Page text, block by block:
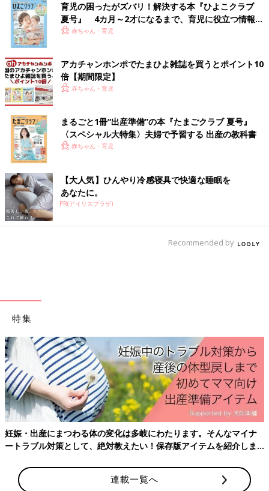
ここでは、ヤミーさんに時短にも役立つ調味料や食品などの商品
について教えてもらいました。
「みなさんのオススメのカルディの商品は、定番商品が多く、パ
スタソースやチュモッパの素、冷凍ベーグルなど、私もリピ買い
しているものがたくさんありました。
に入り、現地の味を楽しめることです。海外の珍しい調味料や商
ただカルディ商品は、3,000点近くあるほど豊富。宝探しのよう
に、美味しいものを探すのは大変なので、つい、いつも購入して
いる商品になることも多いですね。しかも、商品の回転が早いの
で、気になっていたけれど、次に来店した時には売り切れという
こともあります。人気の商品は、再販されることもあるのでこま
めにチェックしてみてください。
新しい商品の見つけ方のポイントとしては、お店のポップに注目
することです。中でも店員さんオススメの商品はまちがいありま
せん。箱でたくさん積まれている商品も売れ筋商品なのでチェッ
クしてみるのもいいと思います。
カルディは、商品数も多いので店舗ごとに置いている商品が違う
こともあるので、新しい店舗に行った時は、いつもの店舗にない
育児の困ったがズバリ！解決する本『ひよこクラブ
夏号』 4カ月～2才になるまで、育児に役立つ情報が
いっぱい！
赤ちゃん・育児
アカチャンホンポでたまひよ雑誌を買うとポイント10
倍【期間限定】
赤ちゃん・育児
まるごと1冊“出産準備”の本『たまごクラブ 夏号』
〈スペシャル大特集〉夫婦で予習する 出産の教科書
赤ちゃん・育児
【大人気】ひんやり冷感寝具で快適な睡眠を
あなたに。
PR(アイリスプラザ)
Recommended by
特集
妊娠・出産にまつわる体の変化は多岐にわたります。そんなマイナ
ートラブル対策として、絶対教えたい！保存版アイテムを紹介しま
連載一覧へ